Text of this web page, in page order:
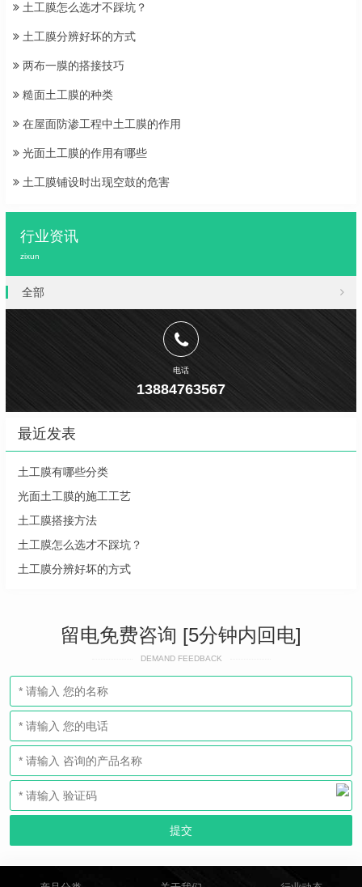
土工膜怎么选才不踩坑？
土工膜分辨好坏的方式
两布一膜的搭接技巧
糙面土工膜的种类
在屋面防渗工程中土工膜的作用
光面土工膜的作用有哪些
土工膜铺设时出现空鼓的危害
行业资讯
zixun
全部
电话
13884763567
最近发表
土工膜有哪些分类
光面土工膜的施工工艺
土工膜搭接方法
土工膜怎么选才不踩坑？
土工膜分辨好坏的方式
留电免费咨询 [5分钟内回电]
DEMAND FEEDBACK